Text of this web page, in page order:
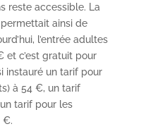
reste accessible. La
ainsi de
l’entrée adultes
et c’est gratuit pour
instauré un tarif pour
à 54 €, un tarif
tarif pour les
€.